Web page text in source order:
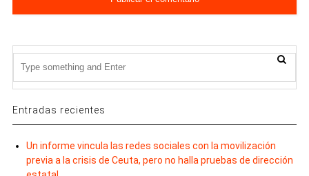
Entradas recientes
Un informe vincula las redes sociales con la movilización
previa a la crisis de Ceuta, pero no halla pruebas de dirección